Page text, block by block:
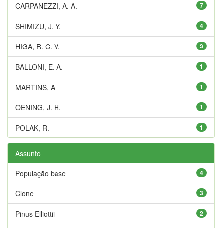
7
CARPANEZZI, A. A.
4
SHIMIZU, J. Y.
3
HIGA, R. C. V.
1
BALLONI, E. A.
1
MARTINS, A.
1
OENING, J. H.
1
POLAK, R.
Assunto
4
População base
3
Clone
2
Pinus Elliottii